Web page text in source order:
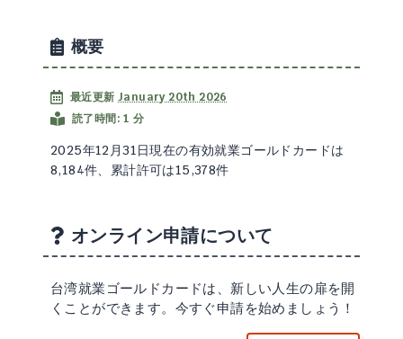
概要
最近更新 January 20th 2026
読了時間: 1 分
2025年12月31日現在の有効就業ゴールドカードは
8,184件、累計許可は15,378件
オンライン申請について
台湾就業ゴールドカードは、新しい人生の扉を開
くことができます。今すぐ申請を始めましょう！